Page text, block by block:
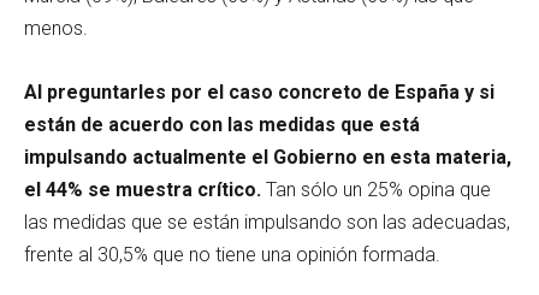
menos.
Al preguntarles por el caso concreto de España y si
están de acuerdo con las medidas que está
impulsando actualmente el Gobierno en esta materia,
el 44% se muestra crítico. Tan sólo un 25% opina que
las medidas que se están impulsando son las adecuadas,
frente al 30,5% que no tiene una opinión formada.